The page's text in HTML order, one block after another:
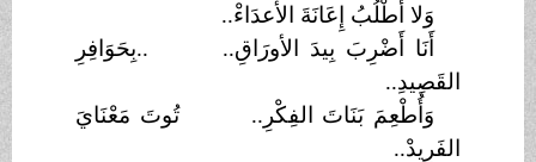
وَلا أَطْلُبُ إِعَانَةَ الأعدَاءْ..
أَنَا أَضْرِبَ بِيدَ الأورَاقِ.. ..بِحَوَافِرِ
القَصِيدِ..
وَأُطْعِمَ بَنَاتَ الفِكْرِ.. تُوتَ مَعْنَايَ
الفَرِيدْ..